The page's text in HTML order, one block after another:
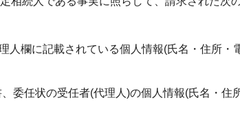
人欄に記載されている個人情報(氏名・住所・
委任状の受任者(代理人)の個人情報(氏名・住